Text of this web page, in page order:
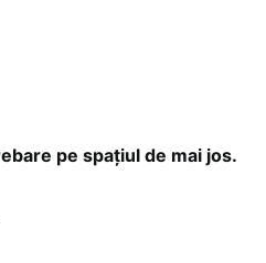
pe spațiul de mai jos.